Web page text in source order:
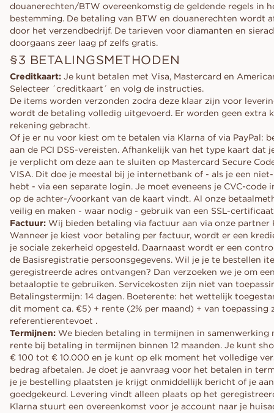
douanerechten/BTW overeenkomstig de geldende regels in
bestemming. De betaling van BTW en douanerechten wordt
door het verzendbedrijf. De tarieven voor diamanten en
doorgaans zeer laag pf zelfs gratis.
§3 BETALINGSMETHODEN
Creditkaart: Je kunt betalen met Visa, Mastercard en
Selecteer ´creditkaart´ en volg de instructies.
De items worden verzonden zodra deze klaar zijn voor
wordt de betaling volledig uitgevoerd. Er worden geen extra
rekening gebracht.
Of je er nu voor kiest om te betalen via Klarna of via PayPal:
aan de PCI DSS-vereisten. Afhankelijk van het type kaart dat
je verplicht om deze aan te sluiten op Mastercard Secure
VISA. Dit doe je meestal bij je internetbank of - als je een
hebt - via een separate login. Je moet eveneens je CVC-code
op de achter-/voorkant van de kaart vindt. Al onze
veilig en maken - waar nodig - gebruik van een SSL-
Factuur: Wij bieden betaling via factuur aan via onze partner
Wanneer je kiest voor betaling per factuur, wordt er een
je sociale zekerheid opgesteld. Daarnaast wordt er een
de Basisregistratie persoonsgegevens. Wil je je te bestellen
geregistreerde adres ontvangen? Dan verzoeken we je om
betaaloptie te gebruiken. Servicekosten zijn niet van
Betalingstermijn: 14 dagen. Boeterente: het wettelijk
dit moment ca. €5) + rente (2% per maand) + van toepassing
referentierentevoet .
Termijnen: We bieden betaling in termijnen in samenwerking
rente bij betaling in termijnen binnen 12 maanden. Je kunt
€ 100 tot € 10.000 en je kunt op elk moment het volledige
bedrag afbetalen. Je doet je aanvraag voor het betalen in
je je bestelling plaatsten je krijgt onmiddellijk bericht of je
goedgekeurd. Levering vindt alleen plaats op het
Klarna stuurt een overeenkomst voor je account naar je